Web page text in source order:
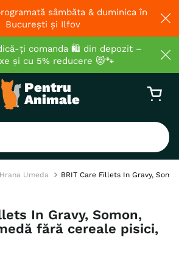
sâmbăta & duminica în
București și Ilfov
ți comanda 🛍️ din depozit –
și cu 5% reducere 😻🐾
Hrana Umeda BRIT Care Fillets In Gravy,
In Gravy, Somon,
fără cereale pisici,